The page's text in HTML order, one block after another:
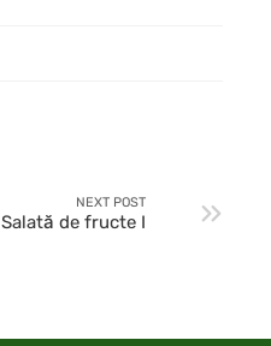
NEXT POST
Salată de fructe I